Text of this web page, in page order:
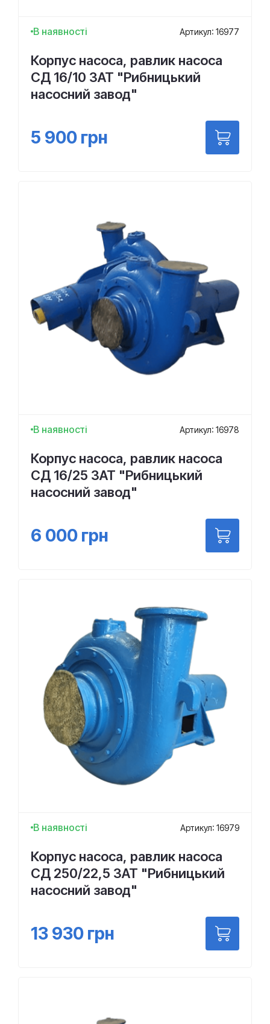
В наявності Артикул: 16977
Корпус насоса, равлик насоса
СД 16/10 ЗАТ "Рибницький
насосний завод"
5 900 грн
В наявності Артикул: 16978
Корпус насоса, равлик насоса
СД 16/25 ЗАТ "Рибницький
насосний завод"
6 000 грн
В наявності Артикул: 16979
Корпус насоса, равлик насоса
СД 250/22,5 ЗАТ "Рибницький
насосний завод"
13 930 грн